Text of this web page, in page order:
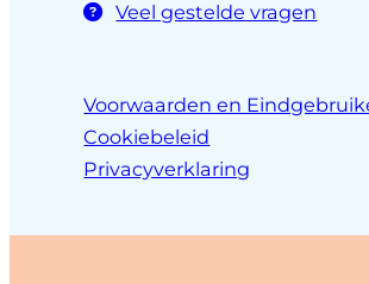
Veel gestelde vragen
Voorwaarden en
Cookiebeleid
Privacyverklaring